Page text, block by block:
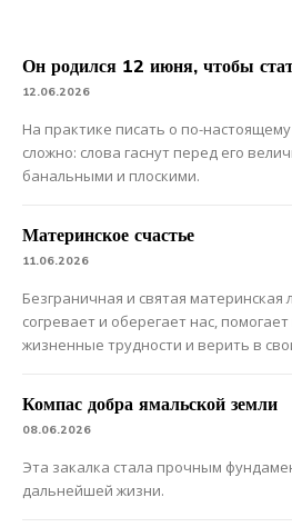
Он родился 12 июня, чтобы
12.06.2026
На практике писать о по-
сложно: слова гаснут перед его
банальными и плоскими.
Материнское счастье
11.06.2026
Безграничная и святая
согревает и оберегает нас,
жизненные трудности и верить в
Компас добра ямальской земли
08.06.2026
Эта закалка стала прочным
дальнейшей жизни.